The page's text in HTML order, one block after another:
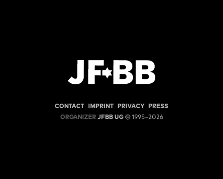
CONTACT IMPRINT PRIVACY PRESS
ORGANIZERJFBB UG © 1995–2026